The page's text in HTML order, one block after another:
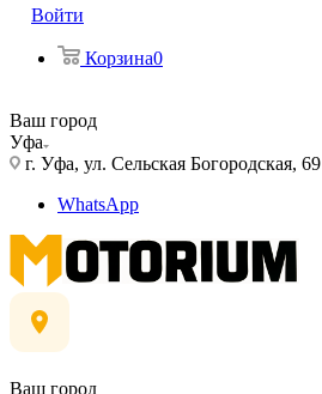
Войти
Корзина0
Ваш город
Уфа
г. Уфа, ул. Сельская Богородская, 69
WhatsApp
Ваш город